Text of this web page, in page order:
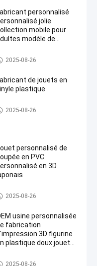
personnalisé
jolie
mobile pour
modèle de
d'action en PVC
figures/figures en plasti
2025-08-26
de jouets en
plastique
en vinyle sur mesure/
Casting/Figure en vinyle/
2025-08-26
personnalisé de
en PVC
en 3D
en vinyle sur mesure/
Casting/Figure en vinyle/
2025-08-26
usine personnalisée
fabrication
3D figurine
plastique doux jouet
en vinyle sur mesure/
2025-08-26